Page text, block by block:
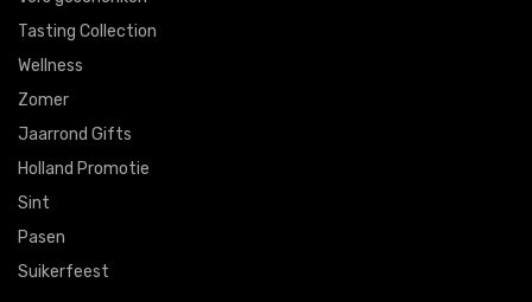
Tasting Collection
Wellness
Zomer
Jaarrond Gifts
Holland Promotie
Sint
Pasen
Suikerfeest